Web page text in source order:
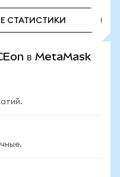
СТАТИСТИКИ
в MetaMask